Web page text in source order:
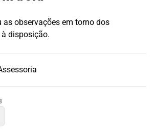
observações em torno dos
disposição.